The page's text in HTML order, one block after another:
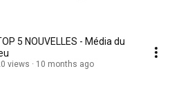
5 NOUVELLES - Média du
views 10 months ago